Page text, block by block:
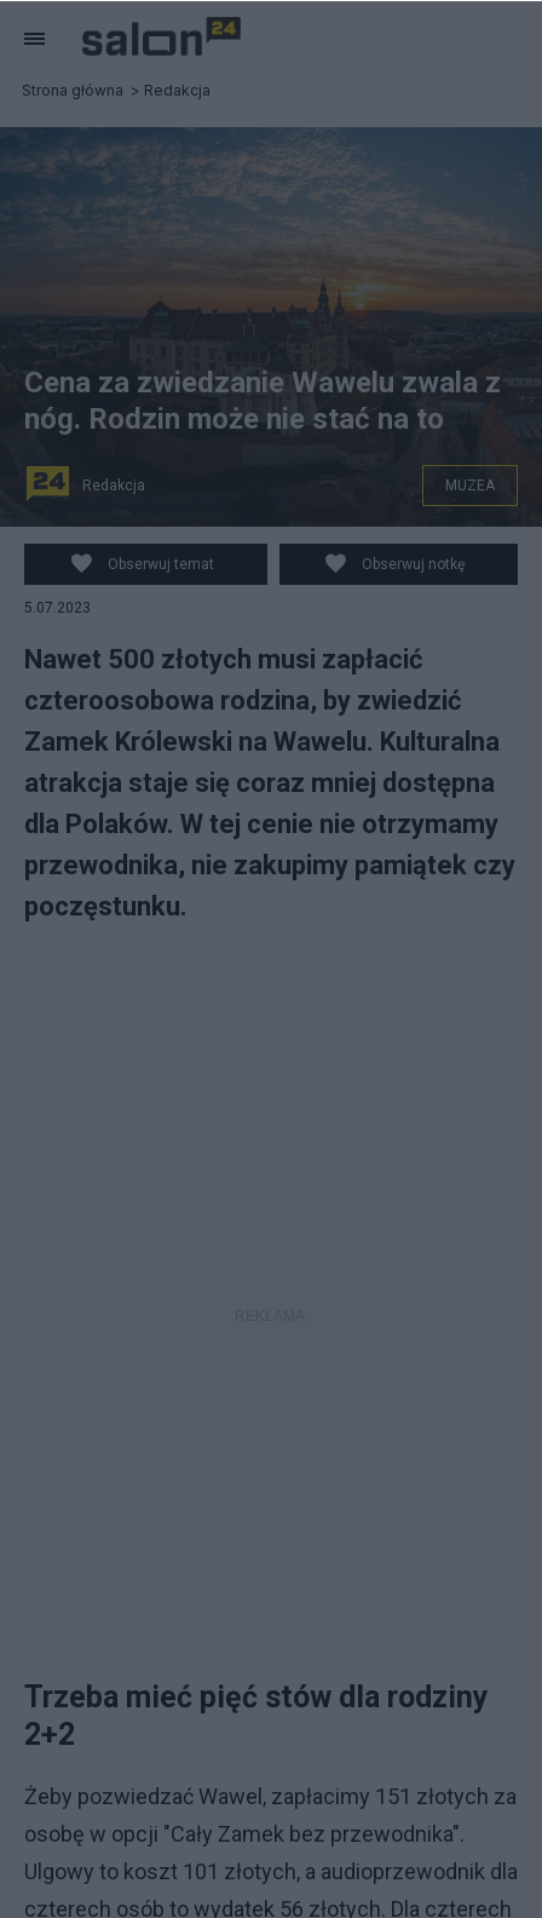
Strona główna Redakcja
Cena za zwiedzanie Wawelu zwala z
nóg. Rodzin może nie stać na to
Redakcja MUZEA
Obserwuj temat Obserwuj notkę
5.07.2023
Nawet 500 złotych musi zapłacić
czteroosobowa rodzina, by zwiedzić
Zamek Królewski na Wawelu. Kulturalna
atrakcja staje się coraz mniej dostępna
dla Polaków. W tej cenie nie otrzymamy
przewodnika, nie zakupimy pamiątek czy
poczęstunku.
Trzeba mieć pięć stów dla rodziny
2+2
Żeby pozwiedzać Wawel, zapłacimy 151 złotych za
osobę w opcji "Cały Zamek bez przewodnika".
Ulgowy to koszt 101 złotych, a audioprzewodnik dla
czterech osób to wydatek 56 złotych. Dla czterech